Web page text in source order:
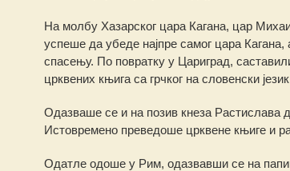
На молбу Хазарског цара Кагана, цар
успеше да убеде најпре самог цара
спасењу. По повратку у Цариград,
црквених књига са грчког на словенски
Одазваше се и на позив кнеза Растислава
Истовремено преведоше црквене књиге и
Одатле одоше у Рим, одазвавши се на